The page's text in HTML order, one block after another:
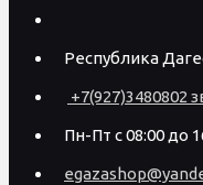
Республика
+7(927)3480802
Пн-Пт с 08:00 до